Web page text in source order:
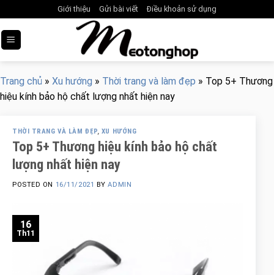
to
content
Giới thiệu Gửi bài viết Điều khoản sử dụng
Trang chủ » Xu hướng » Thời trang và làm đẹp » Top 5+ Thương
hiệu kính bảo hộ chất lượng nhất hiện nay
THỜI TRANG VÀ LÀM ĐẸP, XU HƯỚNG
Top 5+ Thương hiệu kính bảo hộ chất
lượng nhất hiện nay
POSTED ON 16/11/2021 BYADMIN
16
Th11